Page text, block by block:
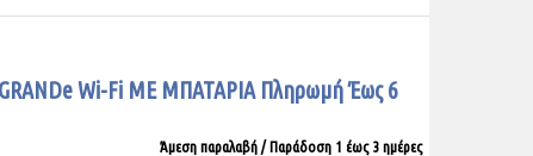
Wi-Fi ΜΕ ΜΠΑΤΑΡΙΑ Πληρωμή Έως 6
Άμεση παραλαβή / Παράδoση 1 έως 3 ημέρες